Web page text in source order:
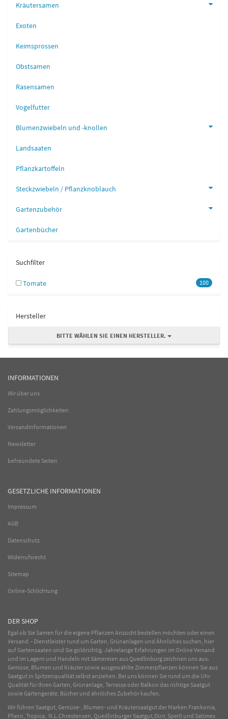
Kräutersamen
Exoten
Keimsprossen
Obstsamen
Rasensamen
Vogelfutter
Blumenzwiebeln und -knollen
Landsaaten
Pflanzkartoffeln
Steckzwiebeln / Pflanzknoblauch
Gartenzubehör
Gartenbücher
Suchfilter
100
Tomate
Hersteller
BITTE WÄHLEN SIE EINEN HERSTELLER.
INFORMATIONEN
Wir über uns
Zahlungsmöglichkeiten
Versandinformationen
Newsletter
befreundete Seiten
GESETZLICHE INFORMATIONEN
Impressum
AGB
Datenschutz
Widerrufsrecht
Sitemap
Online-Schlichtung
DER SHOP
Egal ob Sie Samen für die eigene Pflanzen Anzucht bestellen möchten oder einen
Versand - Dienstleister rund um Garten, Grünanlagen und Ähnliches suchen, hier
auf Gartensaaten sind Sie goldrichtig. Jahrelange Erfahrungen im OnlineVersand
und im Lagern und Handeln mit Sämereien aus Quedlinburg zeichnen uns aus.
Gemüse, Blumen und Kräuter sowie ausgewählteZimmerpflanzen können Sie aus
Saatgut in Spitzenqualität selbst anziehen. Bei uns können Sie rund um die Uhr
Qualität für Ihren Garten, Grünanlage, Terrasse oder Balkon das richtige Saatgut
sowie Gartengeräte, Bücher und ähnliches Zubehör kaufen.
Wir führen Saatgut, Gemüse-, Blumen- und Kräutersaatgut der Marken Frankonia,
Pfann, Tropica, N.L.Chrestensen, Quedlinburger Saatgut,Dürr, Sperli und Satimex